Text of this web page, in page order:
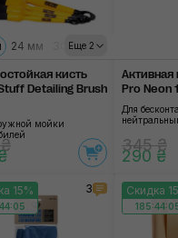
Еще 2
24 мм 30 мм 40 мм
кисть
Detailing Brush
мойки
Активная
Pro Neon
Для
345 ₴
290 ₴
15% 3 Скидка